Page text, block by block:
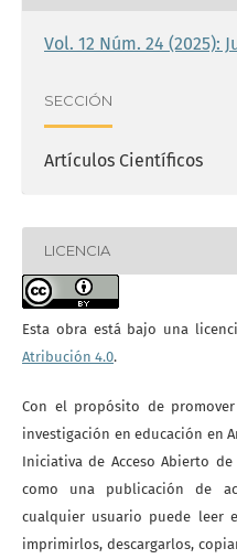
Vol. 12 Núm. 24 (2025):
SECCIÓN
Artículos Científicos
LICENCIA
Esta obra está bajo una
Atribución 4.0.
Con el propósito de
investigación en educación en
Iniciativa de Acceso Abierto
como una publicación de
cualquier usuario puede leer
imprimirlos, descargarlos,